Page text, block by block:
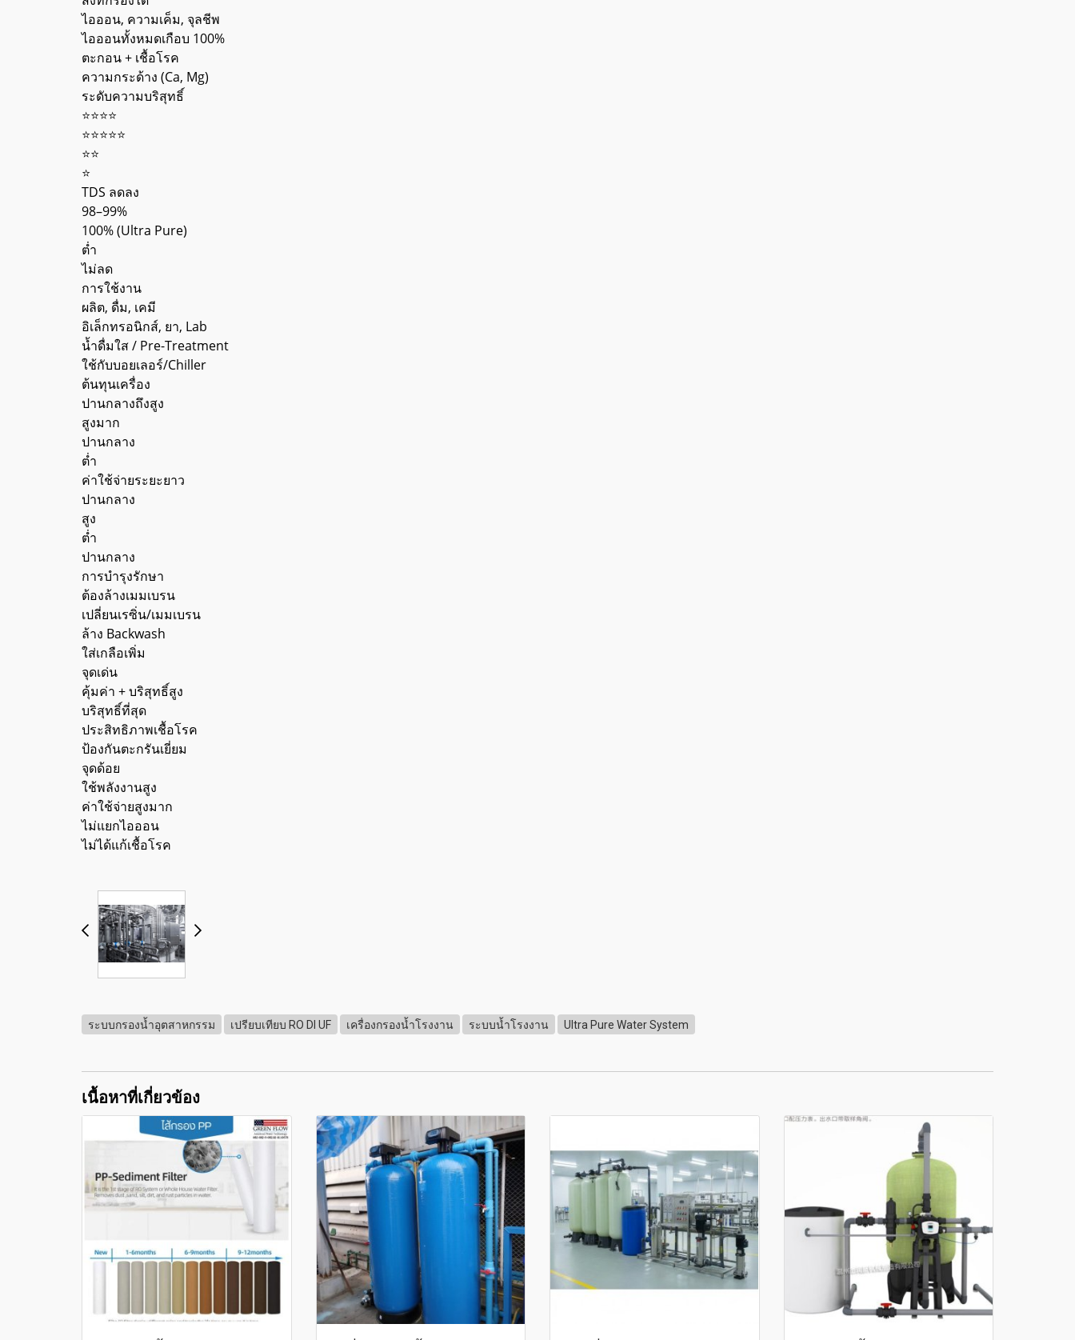
ไอออน, ความเค็ม, จุลชีพ
ไอออนทั้งหมดเกือบ 100%
ตะกอน + เชื้อโรค
ความกระด้าง (Ca, Mg)
ระดับความบริสุทธิ์
⭐⭐⭐⭐
⭐⭐⭐⭐⭐
⭐⭐
⭐
TDS ลดลง
98–99%
100% (Ultra Pure)
ต่ำ
ไม่ลด
การใช้งาน
ผลิต, ดื่ม, เคมี
อิเล็กทรอนิกส์, ยา, Lab
น้ำดื่มใส / Pre-Treatment
ใช้กับบอยเลอร์/Chiller
ต้นทุนเครื่อง
ปานกลางถึงสูง
สูงมาก
ปานกลาง
ต่ำ
ค่าใช้จ่ายระยะยาว
ปานกลาง
สูง
ต่ำ
ปานกลาง
การบำรุงรักษา
ต้องล้างเมมเบรน
เปลี่ยนเรซิ่น/เมมเบรน
ล้าง Backwash
ใส่เกลือเพิ่ม
จุดเด่น
คุ้มค่า + บริสุทธิ์สูง
บริสุทธิ์ที่สุด
ประสิทธิภาพเชื้อโรค
ป้องกันตะกรันเยี่ยม
จุดด้อย
ใช้พลังงานสูง
ค่าใช้จ่ายสูงมาก
ไม่แยกไอออน
ไม่ได้แก้เชื้อโรค
ระบบกรองน้ำอุตสาหกรรม เปรียบเทียบ RO DI UF เครื่องกรองน้ำโรงงาน ระบบน้ำโรงงาน Ultra Pure Water System
เนื้อหาที่เกี่ยวข้อง